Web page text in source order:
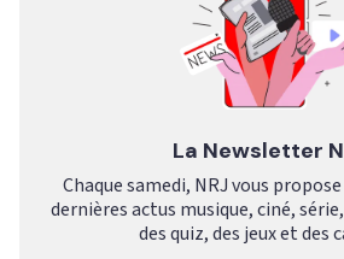
La Newsletter
Chaque samedi, NRJ vous
dernières actus musique, ciné,
des quiz, des jeux et des